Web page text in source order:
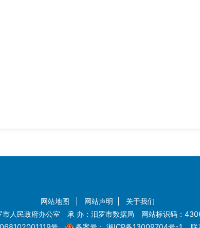
网站地图 网站声明
关于我们
市人民政府办公室 承 办：汨罗市数据局 网站标识码：